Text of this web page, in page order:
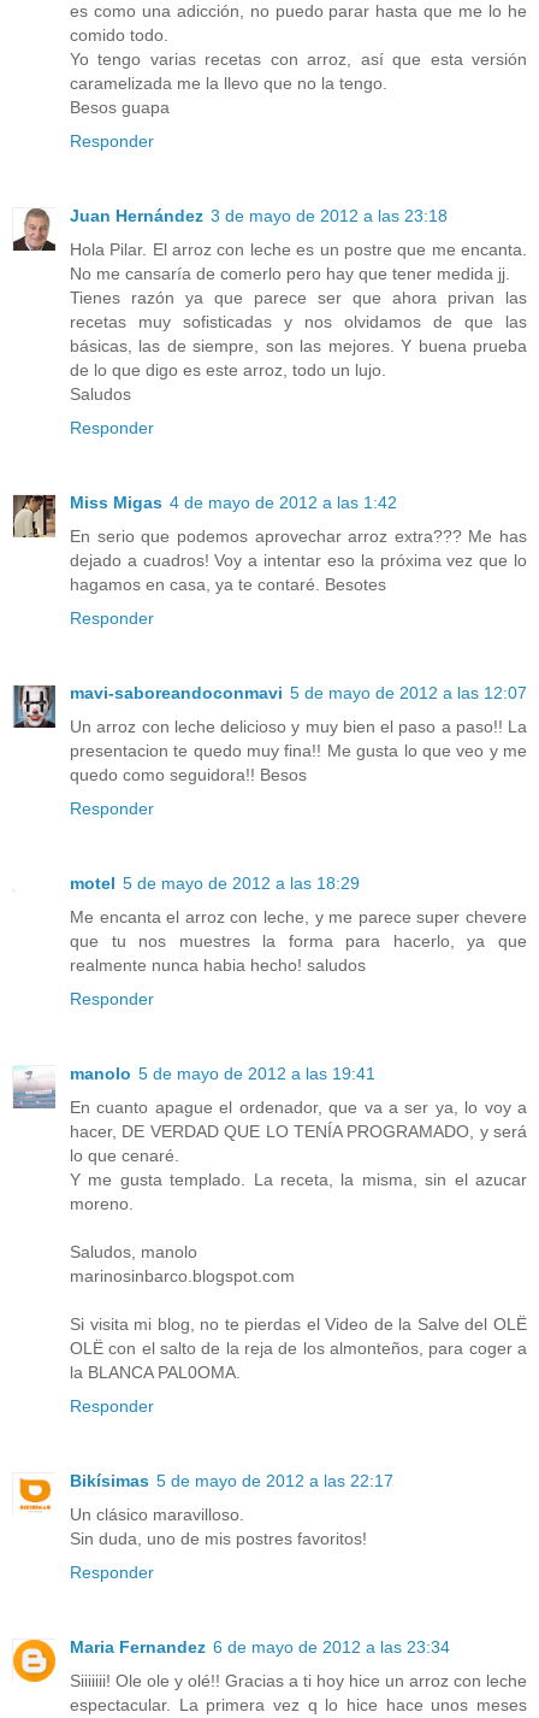
es como una adicción, no puedo parar hasta que me lo he
comido todo.
Yo tengo varias recetas con arroz, así que esta versión
caramelizada me la llevo que no la tengo.
Besos guapa
Responder
Juan Hernández 3 de mayo de 2012 a las 23:18
Hola Pilar. El arroz con leche es un postre que me encanta.
No me cansaría de comerlo pero hay que tener medida jj.
Tienes razón ya que parece ser que ahora privan las
recetas muy sofisticadas y nos olvidamos de que las
básicas, las de siempre, son las mejores. Y buena prueba
de lo que digo es este arroz, todo un lujo.
Saludos
Responder
Miss Migas 4 de mayo de 2012 a las 1:42
En serio que podemos aprovechar arroz extra??? Me has
dejado a cuadros! Voy a intentar eso la próxima vez que lo
hagamos en casa, ya te contaré. Besotes
Responder
mavi-saboreandoconmavi 5 de mayo de 2012 a las 12:07
Un arroz con leche delicioso y muy bien el paso a paso!! La
presentacion te quedo muy fina!! Me gusta lo que veo y me
quedo como seguidora!! Besos
Responder
motel 5 de mayo de 2012 a las 18:29
Me encanta el arroz con leche, y me parece super chevere
que tu nos muestres la forma para hacerlo, ya que
realmente nunca habia hecho! saludos
Responder
manolo 5 de mayo de 2012 a las 19:41
En cuanto apague el ordenador, que va a ser ya, lo voy a
hacer, DE VERDAD QUE LO TENÍA PROGRAMADO, y será
lo que cenaré.
Y me gusta templado. La receta, la misma, sin el azucar
moreno.
Saludos, manolo
marinosinbarco.blogspot.com
Si visita mi blog, no te pierdas el Video de la Salve del OLË
OLË con el salto de la reja de los almonteños, para coger a
la BLANCA PAL0OMA.
Responder
Bikísimas 5 de mayo de 2012 a las 22:17
Un clásico maravilloso.
Sin duda, uno de mis postres favoritos!
Responder
Maria Fernandez 6 de mayo de 2012 a las 23:34
Siiiiiii! Ole ole y olé!! Gracias a ti hoy hice un arroz con leche
espectacular. La primera vez q lo hice hace unos meses